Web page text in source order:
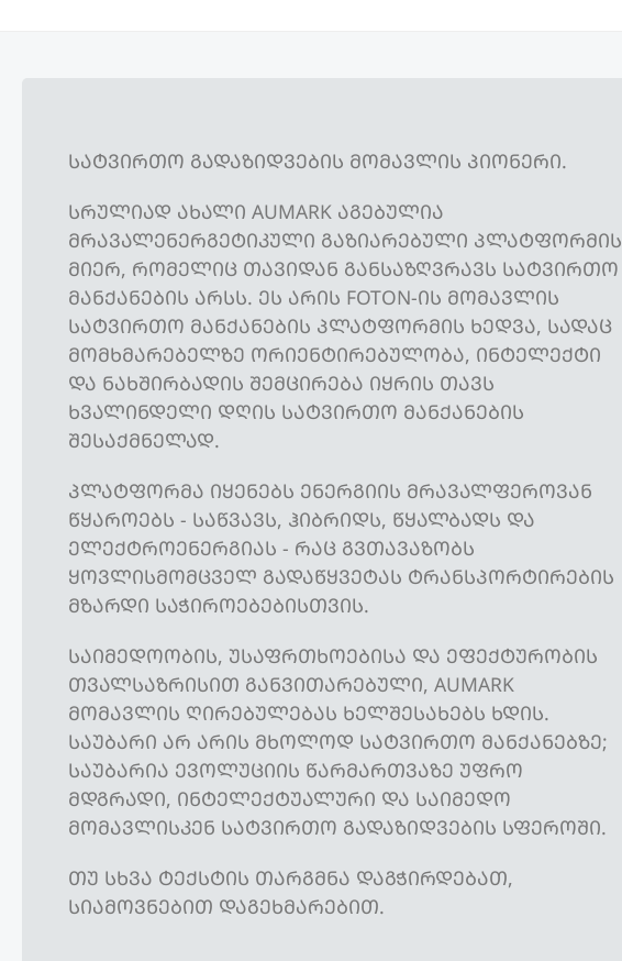
ᲡᲐᲢᲕᲘᲠᲗᲝ ᲒᲐᲓᲐᲖᲘᲓᲕᲔᲑᲘᲡ ᲛᲝᲛᲐᲕᲚᲘᲡ ᲞᲘᲝᲜᲔᲠᲘ.
ᲡᲠᲣᲚᲘᲐᲓ ᲐᲮᲐᲚᲘ AUMARK ᲐᲒᲔᲑᲣᲚᲘᲐ
ᲛᲠᲐᲕᲐᲚᲔᲜᲔᲠᲒᲔᲢᲘᲙᲣᲚᲘ ᲒᲐᲖᲘᲐᲠᲔᲑᲣᲚᲘ ᲞᲚᲐᲢᲤᲝᲠᲛᲘᲡ
ᲛᲘᲔᲠ, ᲠᲝᲛᲔᲚᲘᲪ ᲗᲐᲕᲘᲓᲐᲜ ᲒᲐᲜᲡᲐᲖᲦᲕᲠᲐᲕᲡ ᲡᲐᲢᲕᲘᲠᲗᲝ
ᲛᲐᲜᲥᲐᲜᲔᲑᲘᲡ ᲐᲠᲡᲡ. ᲔᲡ ᲐᲠᲘᲡ FOTON-ᲘᲡ ᲛᲝᲛᲐᲕᲚᲘᲡ
ᲡᲐᲢᲕᲘᲠᲗᲝ ᲛᲐᲜᲥᲐᲜᲔᲑᲘᲡ ᲞᲚᲐᲢᲤᲝᲠᲛᲘᲡ ᲮᲔᲓᲕᲐ, ᲡᲐᲓᲐᲪ
ᲛᲝᲛᲮᲛᲐᲠᲔᲑᲔᲚᲖᲔ ᲝᲠᲘᲔᲜᲢᲘᲠᲔᲑᲣᲚᲝᲑᲐ, ᲘᲜᲢᲔᲚᲔᲥᲢᲘ
ᲓᲐ ᲜᲐᲮᲨᲘᲠᲑᲐᲓᲘᲡ ᲨᲔᲛᲪᲘᲠᲔᲑᲐ ᲘᲧᲠᲘᲡ ᲗᲐᲕᲡ
ᲮᲕᲐᲚᲘᲜᲓᲔᲚᲘ ᲓᲦᲘᲡ ᲡᲐᲢᲕᲘᲠᲗᲝ ᲛᲐᲜᲥᲐᲜᲔᲑᲘᲡ
ᲨᲔᲡᲐᲥᲛᲜᲔᲚᲐᲓ.
ᲞᲚᲐᲢᲤᲝᲠᲛᲐ ᲘᲧᲔᲜᲔᲑᲡ ᲔᲜᲔᲠᲒᲘᲘᲡ ᲛᲠᲐᲕᲐᲚᲤᲔᲠᲝᲕᲐᲜ
ᲬᲧᲐᲠᲝᲔᲑᲡ - ᲡᲐᲬᲕᲐᲕᲡ, ᲰᲘᲑᲠᲘᲓᲡ, ᲬᲧᲐᲚᲑᲐᲓᲡ ᲓᲐ
ᲔᲚᲔᲥᲢᲠᲝᲔᲜᲔᲠᲒᲘᲐᲡ - ᲠᲐᲪ ᲒᲕᲗᲐᲕᲐᲖᲝᲑᲡ
ᲧᲝᲕᲚᲘᲡᲛᲝᲛᲪᲕᲔᲚ ᲒᲐᲓᲐᲬᲧᲕᲔᲢᲐᲡ ᲢᲠᲐᲜᲡᲞᲝᲠᲢᲘᲠᲔᲑᲘᲡ
ᲛᲖᲐᲠᲓᲘ ᲡᲐᲭᲘᲠᲝᲔᲑᲔᲑᲘᲡᲗᲕᲘᲡ.
ᲡᲐᲘᲛᲔᲓᲝᲝᲑᲘᲡ, ᲣᲡᲐᲤᲠᲗᲮᲝᲔᲑᲘᲡᲐ ᲓᲐ ᲔᲤᲔᲥᲢᲣᲠᲝᲑᲘᲡ
ᲗᲕᲐᲚᲡᲐᲖᲠᲘᲡᲘᲗ ᲒᲐᲜᲕᲘᲗᲐᲠᲔᲑᲣᲚᲘ, AUMARK
ᲛᲝᲛᲐᲕᲚᲘᲡ ᲦᲘᲠᲔᲑᲣᲚᲔᲑᲐᲡ ᲮᲔᲚᲨᲔᲡᲐᲮᲔᲑᲡ ᲮᲓᲘᲡ.
ᲡᲐᲣᲑᲐᲠᲘ ᲐᲠ ᲐᲠᲘᲡ ᲛᲮᲝᲚᲝᲓ ᲡᲐᲢᲕᲘᲠᲗᲝ ᲛᲐᲜᲥᲐᲜᲔᲑᲖᲔ;
ᲡᲐᲣᲑᲐᲠᲘᲐ ᲔᲕᲝᲚᲣᲪᲘᲘᲡ ᲬᲐᲠᲛᲐᲠᲗᲕᲐᲖᲔ ᲣᲤᲠᲝ
ᲛᲓᲒᲠᲐᲓᲘ, ᲘᲜᲢᲔᲚᲔᲥᲢᲣᲐᲚᲣᲠᲘ ᲓᲐ ᲡᲐᲘᲛᲔᲓᲝ
ᲛᲝᲛᲐᲕᲚᲘᲡᲙᲔᲜ ᲡᲐᲢᲕᲘᲠᲗᲝ ᲒᲐᲓᲐᲖᲘᲓᲕᲔᲑᲘᲡ ᲡᲤᲔᲠᲝᲨᲘ.
ᲗᲣ ᲡᲮᲕᲐ ᲢᲔᲥᲡᲢᲘᲡ ᲗᲐᲠᲒᲛᲜᲐ ᲓᲐᲒᲭᲘᲠᲓᲔᲑᲐᲗ,
ᲡᲘᲐᲛᲝᲕᲜᲔᲑᲘᲗ ᲓᲐᲒᲔᲮᲛᲐᲠᲔᲑᲘᲗ.